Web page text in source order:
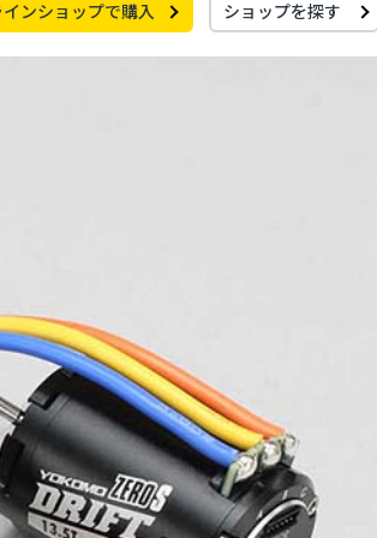
ンショップで購入 ショップを探す